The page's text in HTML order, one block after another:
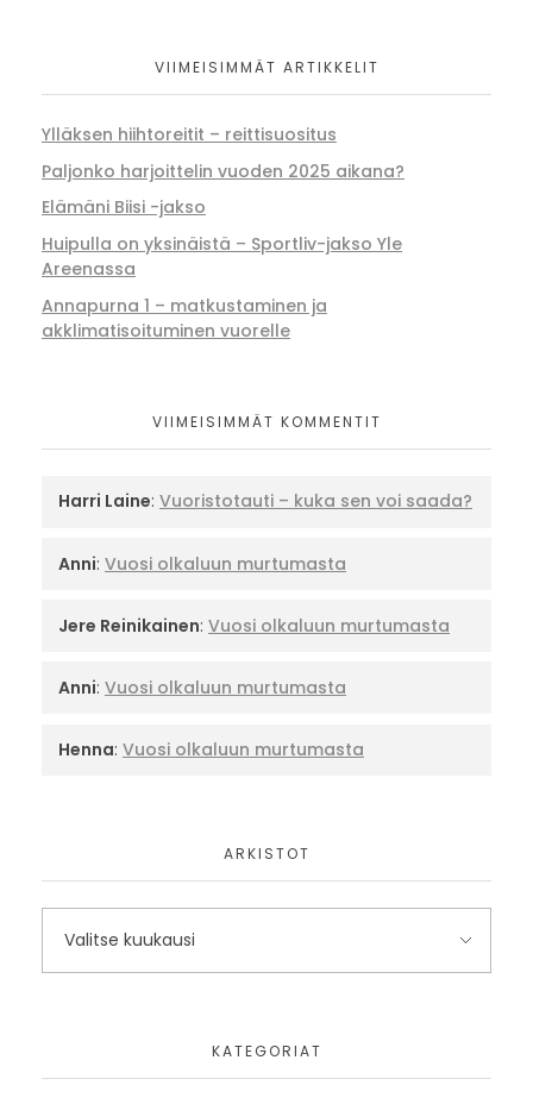
VIIMEISIMMÄT ARTIKKELIT
Ylläksen hiihtoreitit – reittisuositus
Paljonko harjoittelin vuoden 2025 aikana?
Elämäni Biisi -jakso
Huipulla on yksinäistä – Sportliv-jakso Yle
Areenassa
Annapurna 1 – matkustaminen ja
akklimatisoituminen vuorelle
VIIMEISIMMÄT KOMMENTIT
Harri Laine: Vuoristotauti – kuka sen voi saada?
Anni: Vuosi olkaluun murtumasta
Jere Reinikainen: Vuosi olkaluun murtumasta
Anni: Vuosi olkaluun murtumasta
Henna: Vuosi olkaluun murtumasta
ARKISTOT
KATEGORIAT